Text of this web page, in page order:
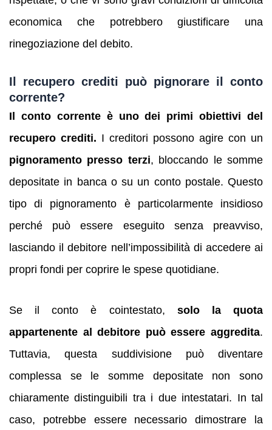
economica che potrebbero giustificare una
rinegoziazione del debito.
Il recupero crediti può pignorare il conto
corrente?
Il conto corrente è uno dei primi obiettivi del
recupero crediti. I creditori possono agire con un
pignoramento presso terzi, bloccando le somme
depositate in banca o su un conto postale. Questo
tipo di pignoramento è particolarmente insidioso
perché può essere eseguito senza preavviso,
lasciando il debitore nell’impossibilità di accedere ai
propri fondi per coprire le spese quotidiane.
Se il conto è cointestato, solo la quota
appartenente al debitore può essere aggredita.
Tuttavia, questa suddivisione può diventare
complessa se le somme depositate non sono
chiaramente distinguibili tra i due intestatari. In tal
caso, potrebbe essere necessario dimostrare la